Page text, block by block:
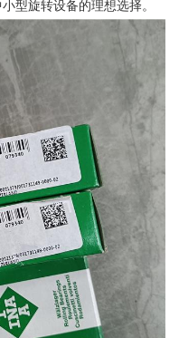
型旋转设备的理想选择。